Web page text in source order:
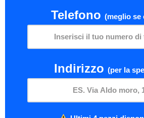
Telefono (meglio se
Indirizzo (per la